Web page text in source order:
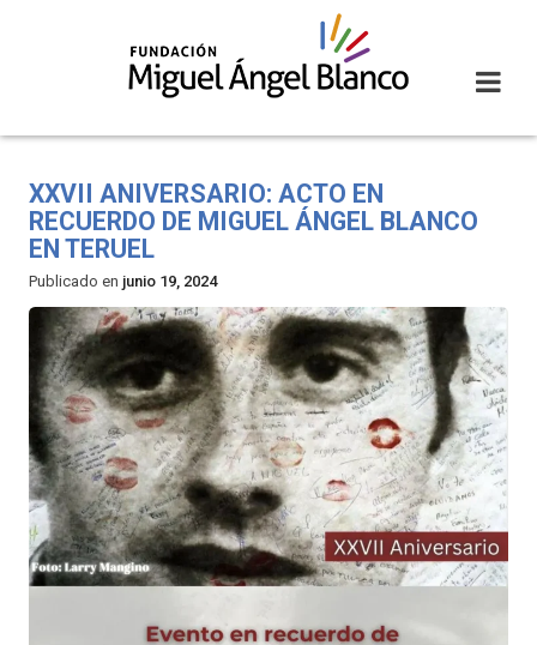
XXVII ANIVERSARIO: ACTO EN
RECUERDO DE MIGUEL ÁNGEL BLANCO
EN TERUEL
Publicado en junio 19, 2024